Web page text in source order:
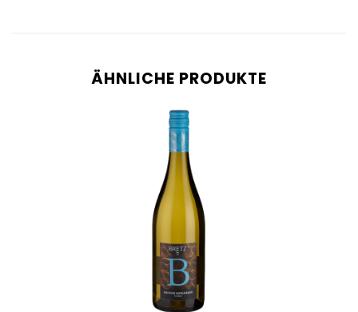
ÄHNLICHE PRODUKTE